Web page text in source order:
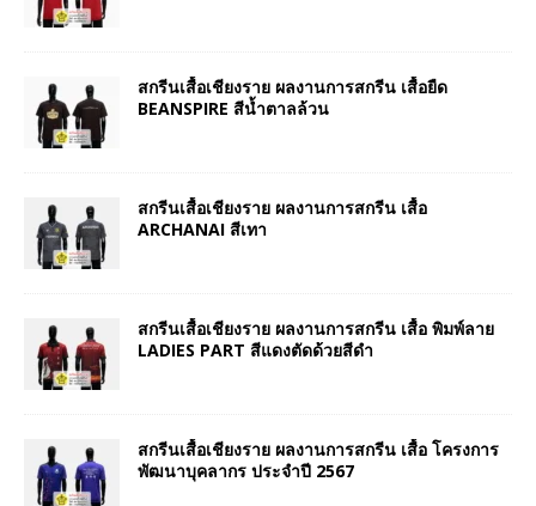
สกรีนเสื้อเชียงราย ผลงานการสกรีน เสื้อยืด
BEANSPIRE สีน้ำตาลล้วน
สกรีนเสื้อเชียงราย ผลงานการสกรีน เสื้อ
ARCHANAI สีเทา
สกรีนเสื้อเชียงราย ผลงานการสกรีน เสื้อ พิมพ์ลาย
LADIES PART สีแดงตัดด้วยสีดำ
สกรีนเสื้อเชียงราย ผลงานการสกรีน เสื้อ โครงการ
พัฒนาบุคลากร ประจำปี 2567